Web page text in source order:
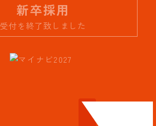
新卒採用
受付を終了致しました